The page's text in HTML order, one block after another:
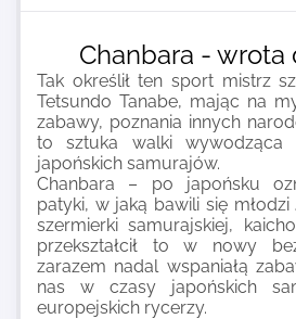
Najnowsze
Kontakt
Chanbara - wrota
Tak określił ten sport mistrz
Tetsundo Tanabe, mając na
zabawy, poznania innych
to sztuka walki
japońskich samurajów.
Chanbara – po japońsku
patyki, w jaką bawili się
szermierki samurajskiej,
przekształcił to w nowy
zarazem nadal wspaniałą
nas w czasy japońskich
europejskich rycerzy.